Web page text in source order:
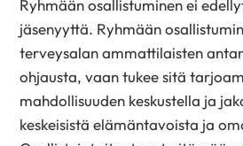
Ryhmään osallistuminen ei
jäsenyyttä. Ryhmään
terveysalan ammattilaisten
ohjausta, vaan tukee sitä
mahdollisuuden keskustella ja
keskeisistä elämäntavoista ja